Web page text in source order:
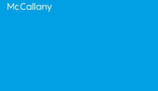
McCallany